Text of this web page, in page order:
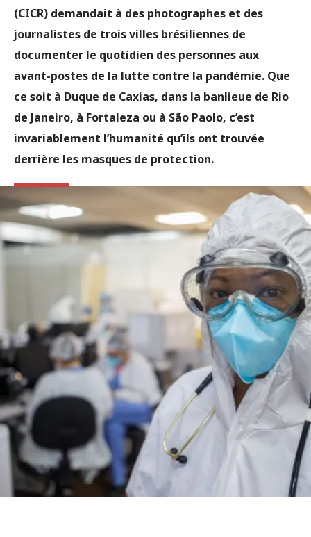
(CICR) demandait à des photographes et des
journalistes de trois villes brésiliennes de
documenter le quotidien des personnes aux
avant-postes de la lutte contre la pandémie. Que
ce soit à Duque de Caxias, dans la banlieue de Rio
de Janeiro, à Fortaleza ou à São Paolo, c’est
invariablement l’humanité qu’ils ont trouvée
derrière les masques de protection.